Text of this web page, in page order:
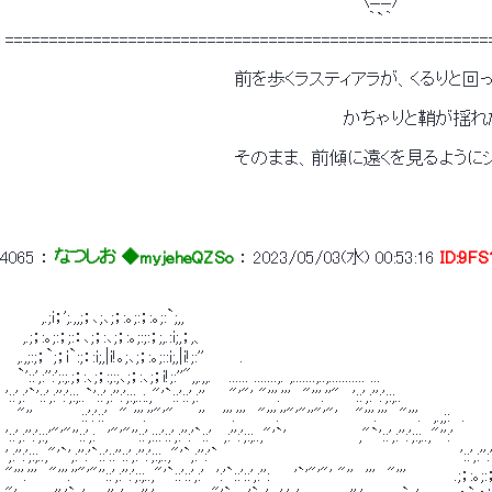
｀`｀
前を歩くラスティアラが、くるりと回って額
かちゃりと鞘が揺れた
そのまま、前傾に遠くを見るようにジッと
4065 ： なつしお ◆myjeheQZSo ： 2023/05/03(水) 00:53:16
,.;i；';.,,;；､;､;；:｡;:；:｡;:`;,,
,.;；:｡;:；;:：､;；:､;；:｡;:;:；;,.:i;,；,、
,.,;:;；`;；i`:;：:i;,|i!｡;､;；:｡;::i;,|i!;:''　　　.
`'::',:'':';:;.;；:､;；:;:;､;；:､;；i!;:''",,.,,. 　...... .......,. ,.......,..,........... ...
'::',:'`'::',:'':';:;..`'::',:'':';:;..:.,"'`::'::',:''　　"'"' "'''.'''　"'''.''"　'::',:'':';:;..
"''　　　　::':'::'　" '''.''"'"　　'' 　'''.'''　"'''.''"'"''"'"' 　"'''.'''　"'''.　,.,;:　.
'::',:'':';:;'"'"''::',:　'"'"''::',:::'::',:'':'`::'　,:'':';:;..,"'`'　　　　　　,"`'::',:'':';:;..,"'':'　　　
',:'':';:;..,"'`',:'':'`::'::''::',:'':';:;..,"'`,:'':'`　　　　　　　　　　　　　　　　　　　　'::',:'':'::
"'''.'''　"'''.''"'"''::',:'':';:;..,"'`::'::',:'　':'`::'::',:'':　　'`'"'"' "''　'''　"'''　　　　.;；:｡;:；;: